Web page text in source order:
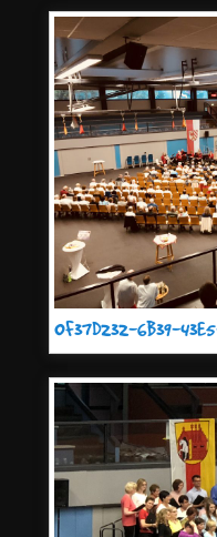
0F37D232-6B39-